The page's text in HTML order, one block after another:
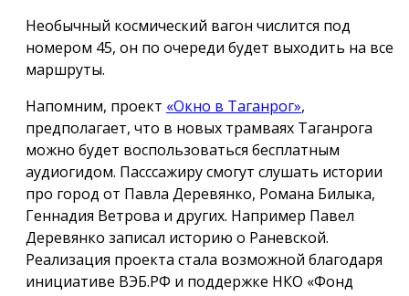
Необычный космический вагон числится под
номером 45, он по очереди будет выходить на все
маршруты.
Напомним, проект «Окно в Таганрог»,
предполагает, что в новых трамваях Таганрога
можно будет воспользоваться бесплатным
аудиогидом. Пасссажиру смогут слушать истории
про город от Павла Деревянко, Романа Билыка,
Геннадия Ветрова и других. Например Павел
Деревянко записал историю о Раневской.
Реализация проекта стала возможной благодаря
инициативе ВЭБ.РФ и поддержке НКО «Фонд